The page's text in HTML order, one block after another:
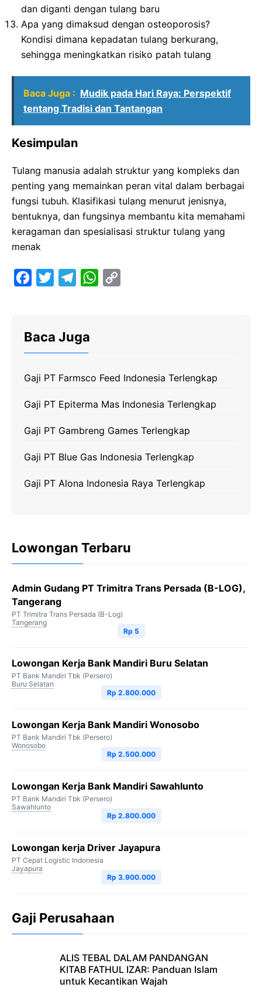
dan diganti dengan tulang baru
Apa yang dimaksud dengan osteoporosis?
Kondisi dimana kepadatan tulang berkurang,
sehingga meningkatkan risiko patah tulang
Baca Juga : Mudik pada Hari Raya: Perspektif
tentang Tradisi dan Tantangan
Kesimpulan
Tulang manusia adalah struktur yang kompleks dan
penting yang memainkan peran vital dalam berbagai
fungsi tubuh. Klasifikasi tulang menurut jenisnya,
bentuknya, dan fungsinya membantu kita memahami
keragaman dan spesialisasi struktur tulang yang
menak
o
k
g
a
m
W
p
p
n
k
Baca Juga
Gaji PT Farmsco Feed Indonesia Terlengkap
Gaji PT Epiterma Mas Indonesia Terlengkap
Gaji PT Gambreng Games Terlengkap
Gaji PT Blue Gas Indonesia Terlengkap
Gaji PT Alona Indonesia Raya Terlengkap
Lowongan Terbaru
Admin Gudang PT Trimitra Trans Persada (B-LOG),
Tangerang
PT Trimitra Trans Persada (B-Log)
Tangerang
Rp 5
Lowongan Kerja Bank Mandiri Buru Selatan
PT Bank Mandiri Tbk (Persero)
Buru Selatan
Rp 2.800.000
Lowongan Kerja Bank Mandiri Wonosobo
PT Bank Mandiri Tbk (Persero)
Wonosobo
Rp 2.500.000
Lowongan Kerja Bank Mandiri Sawahlunto
PT Bank Mandiri Tbk (Persero)
Sawahlunto
Rp 2.800.000
Lowongan kerja Driver Jayapura
PT Cepat Logistic Indonesia
Jayapura
Rp 3.900.000
Gaji Perusahaan
ALIS TEBAL DALAM PANDANGAN
KITAB FATHUL IZAR: Panduan Islam
untuk Kecantikan Wajah